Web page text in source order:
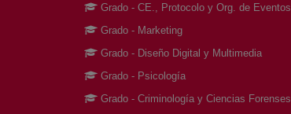
Grado - CE., Protocolo y Org. de Eventos
Grado - Marketing
Grado - Diseño Digital y Multimedia
Grado - Psicología
Grado - Criminología y Ciencias Forenses